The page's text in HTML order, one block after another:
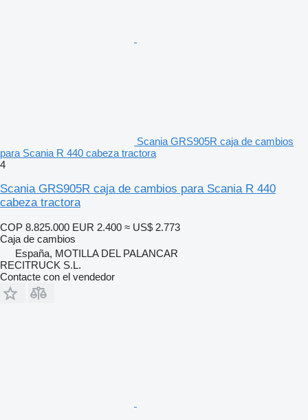
Scania GRS905R caja de cambios
para Scania R 440 cabeza tractora
4
Scania GRS905R caja de cambios para Scania R 440
cabeza tractora
COP 8.825.000 EUR 2.400 ≈ US$ 2.773
Caja de cambios
España, MOTILLA DEL PALANCAR
RECITRUCK S.L.
Contacte con el vendedor